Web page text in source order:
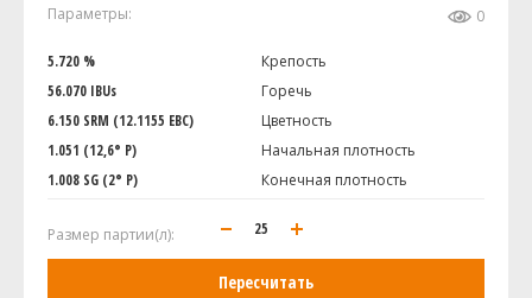
Параметры: 0
5.720 %
Крепость
56.070 IBUs
Горечь
6.150 SRM (12.1155 EBC)
Цветность
1.051 (12,6° P)
Начальная плотность
1.008 SG (2° P)
Конечная плотность
Размер партии(л):
Пересчитать